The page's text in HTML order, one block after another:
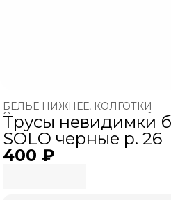
БЕЛЬЕ НИЖНЕЕ, КОЛГОТКИ
Одежда для художественной
ХУДОЖЕСТВЕННАЯ
Главная ›
Трусы невидимки
SOLO черные р. 26
400 ₽